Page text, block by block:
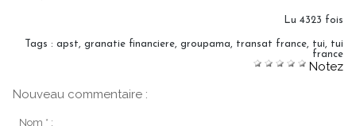
Lu 4323 fois
Tags : apst, granatie financiere, groupama, transat france, tui, tui
france
Notez
Nouveau commentaire :
Nom * :